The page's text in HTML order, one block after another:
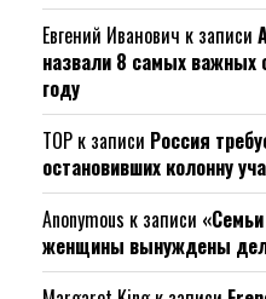
Евгений Иванович к записи
назвали 8 самых важных
году
ТОР к записи Россия
остановивших колонну
Anonymous к записи
женщины вынуждены